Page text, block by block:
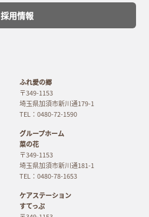
採用情報
ふれ愛の郷
〒349-1153
埼玉県加須市新川通179-1
TEL：0480-72-1590
グループホーム
菜の花
〒349-1153
埼玉県加須市新川通181-1
TEL：0480-78-1653
ケアステーション
すてっぷ